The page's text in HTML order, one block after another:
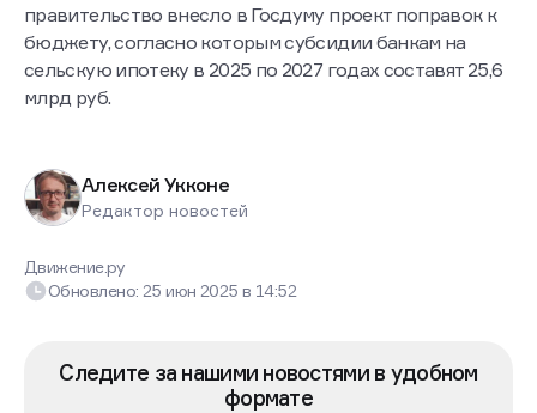
правительство внесло в Госдуму проект поправок к
бюджету, согласно которым субсидии банкам на
сельскую ипотеку в 2025 по 2027 годах составят 25,6
млрд руб.
Алексей Укконе
Редактор новостей
Движение.ру
Обновлено: 25 июн 2025в 14:52
Следите за нашими новостями в удобном
формате